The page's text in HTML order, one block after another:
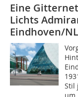
Eine
Lichts
Eindhoven/NL
Stil